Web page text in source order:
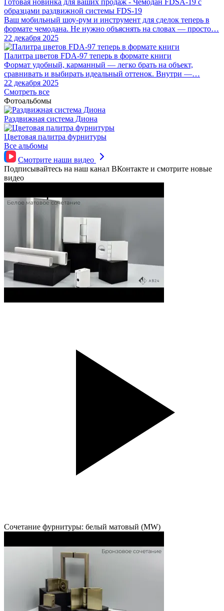
Готовая новинка для ваших продаж - Чемодан FDSA-19 с
образцами раздвижной системы FDS‑19
Ваш мобильный шоу-рум и инструмент для сделок теперь в
формате чемодана. Не нужно объяснять на словах — просто…
22 декабря 2025
Палитра цветов FDA-97 теперь в формате книги
Формат удобный, карманный — легко брать на объект,
сравнивать и выбирать идеальный оттенок. Внутри —…
22 декабря 2025
Смотреть все
Фотоальбомы
Раздвижная система Диона
Цветовая палитра фурнитуры
Все альбомы
Смотрите наши видео
Подписывайтесь на наш канал ВКонтакте и смотрите новые
видео
Сочетание фурнитуры: белый матовый (MW)